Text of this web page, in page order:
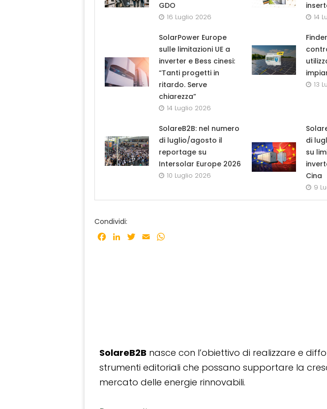
GDO
16 Luglio 2026 14
SolarPower Europe
sulle limitazioni UE a
inverter e Bess cinesi:
“Tanti progetti in
ritardo. Serve
chiarezza”
14 Luglio 2026
13
SolareB2B: nel numero
di luglio/agosto il
reportage su
Intersolar Europe 2026
10 Luglio 2026
di
su
Cina
9
Condividi:
Facebook
LinkedInTwitter
Email
SolareB2B nasce con l’obiettivo di realizzare e
strumenti editoriali che possano supportare la
mercato delle energie rinnovabili.